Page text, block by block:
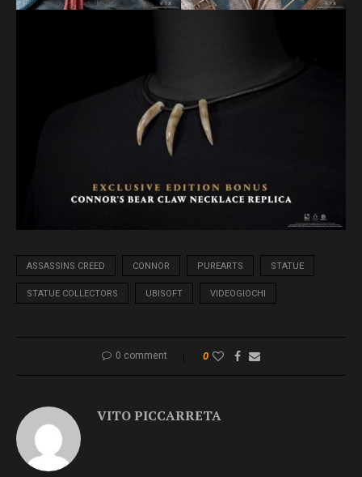
ASSASSINS CREED CONNOR PUREARTS STATUE
STATUE COLLECTORS UBISOFT VIDEOGIOCHI
0 comment 0
VITO PICCARRETA